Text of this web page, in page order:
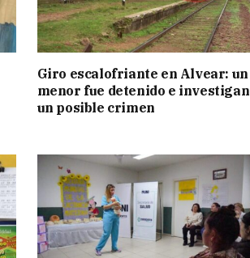
Giro escalofriante en Alvear: un
menor fue detenido e investigan
un posible crimen